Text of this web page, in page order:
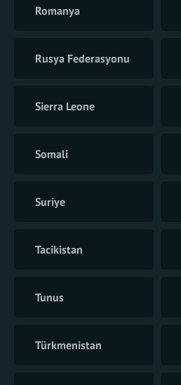
Romanya
Rusya Federasyonu
Sierra Leone
Somali
Suriye
Tacikistan
Tunus
Türkmenistan